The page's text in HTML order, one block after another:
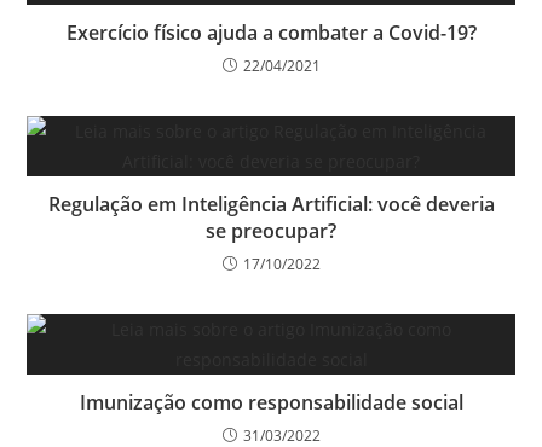
Exercício físico ajuda a combater a Covid-19?
22/04/2021
Regulação em Inteligência Artificial: você deveria
se preocupar?
17/10/2022
Imunização como responsabilidade social
31/03/2022